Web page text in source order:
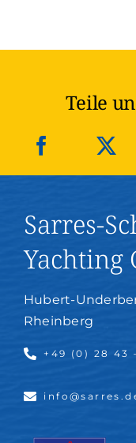
Teile
Sarres-
Yachting
Hubert-
Rheinberg
+49 (0) 28 43